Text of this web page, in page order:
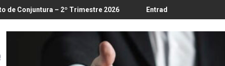
Trimestre 2026 Entrada em vigor da regulamentação do